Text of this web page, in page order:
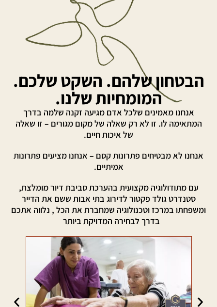
הבטחון שלהם. השקט שלכם.
המומחיות שלנו.
אנחנו מאמינים שלכל אדם מגיעה זקנה שלמה בדרך
המתאימה לו. זו לא רק שאלה של מקום מגורים – זו שאלה
של איכות חיים.
אנחנו לא מבטיחים פתרונות קסם – אנחנו מציעים פתרונות
אמיתיים.
עם מתודולוגיה מקצועית בהערכת סביבת דיור מומלצת,
סטנדרט גולד פקטור לדירוג בתי אבות ששם את הדייר
ומשפחתו במרכז וטכנולוגיה שמחברת את הכל , נלווה אתכם
בדרך לבחירה המדויקת ביותר